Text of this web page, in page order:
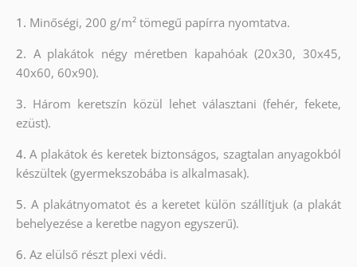
1. Minőségi, 200 g/m² tömegű papírra nyomtatva.
2. A plakátok négy méretben kapahóak (20x30, 30x45,
40x60, 60x90).
3. Három keretszín közül lehet választani (fehér, fekete,
ezüst).
4.A plakátok és keretek biztonságos, szagtalan anyagokból
készültek (gyermekszobába is alkalmasak).
5. A plakátnyomatot és a keretet külön szállítjuk (a plakát
behelyezése a keretbe nagyon egyszerű).
6. Az elülső részt plexi védi.